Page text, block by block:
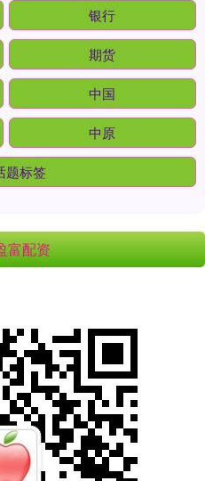
银行
期货
中国
中原
题标签
富配资